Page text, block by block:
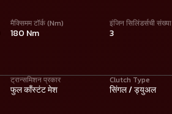
मैक्सिमम टॉर्क (Nm)
180 Nm
इंजिन सिलिंडर्सची संख्या
3
ट्रान्समिशन प्रकार
फुल काँस्टंट मेश
Clutch Type
सिंगल / ड्युअल